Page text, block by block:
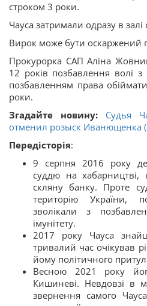
строком 3 роки.
Чауса затримали одразу в залі
Вирок може бути оскаржений
Прокурорка САП Аліна
12 років позбавлення волі
позбавленням права
роки.
Згадайте новину:
Судья
отменил розыск Иванющенка
Передісторія:
9 серпня 2016 року
суддю на
скляну банку. Проте
територію України,
зволікали з
імунітету.
2017 року Чауса
тривалий час очікував
йому політичного
Весною 2021 року
Кишиневі. Невдовзі в
звернення самого